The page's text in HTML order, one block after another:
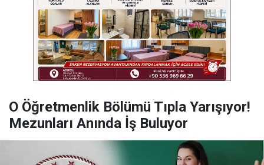
O Öğretmenlik Bölümü Tıpla Yarışıyor!
Mezunları Anında İş Buluyor